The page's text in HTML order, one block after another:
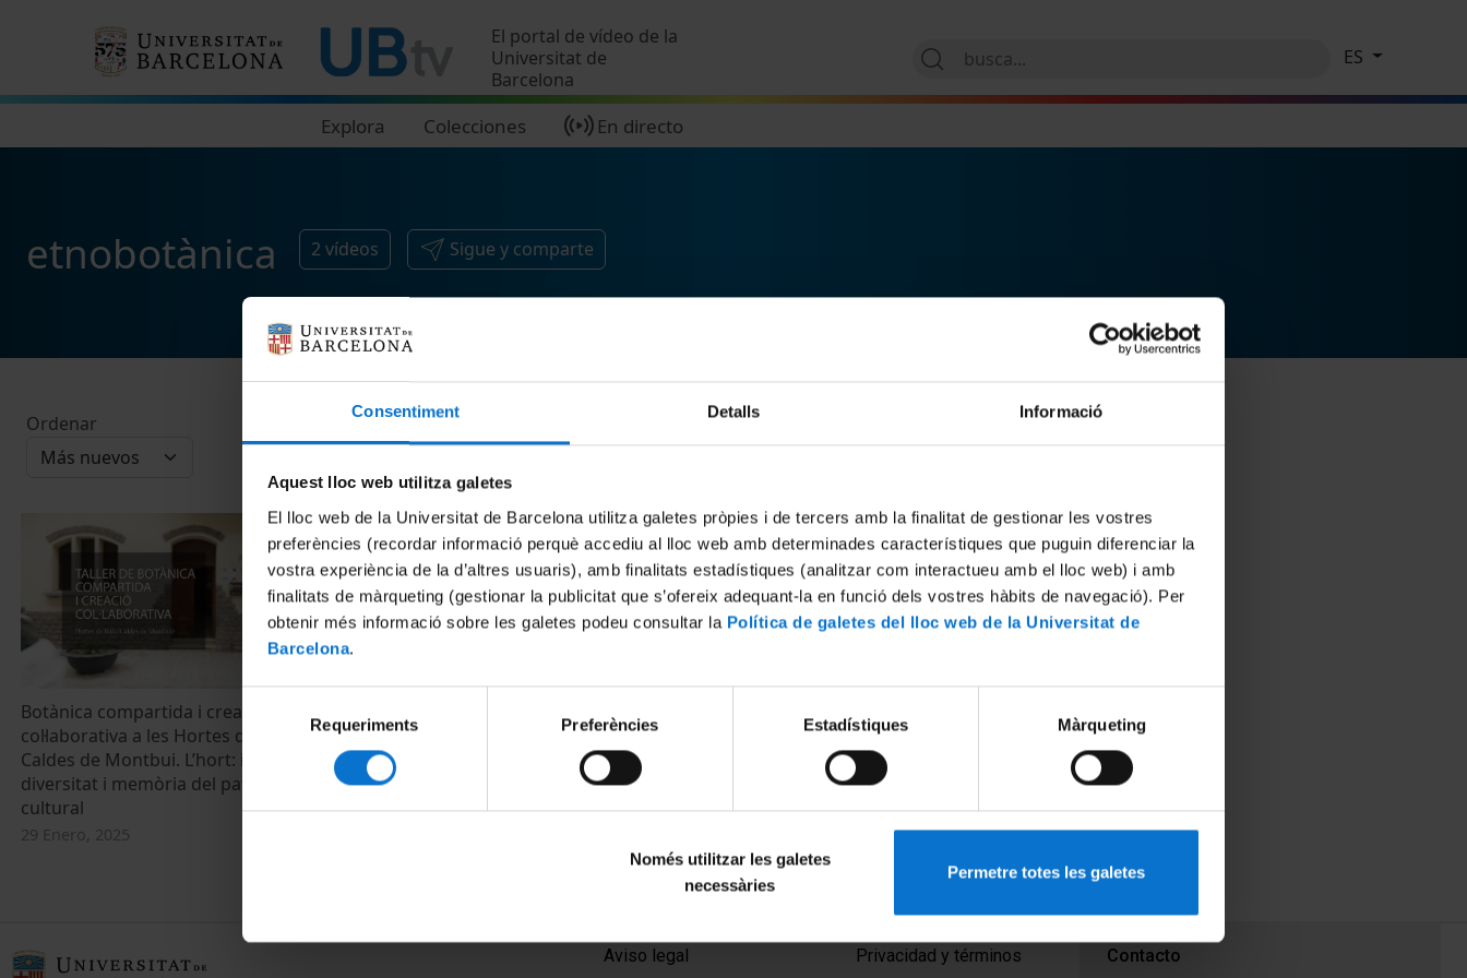
Consentiment Detalls Informació
Aquest lloc web utilitza galetes
El lloc web de la Universitat de Barcelona utilitza galetes pròpies i de tercers amb la finalitat de gestionar les vostres
preferències (recordar informació perquè accediu al lloc web amb determinades característiques que puguin diferenciar la
vostra experiència de la d’altres usuaris), amb finalitats estadístiques (analitzar com interactueu amb el lloc web) i amb
finalitats de màrqueting (gestionar la publicitat que s’ofereix adequant-la en funció dels vostres hàbits de navegació). Per
obtenir més informació sobre les galetes podeu consultar la Política de galetes del lloc web de la Universitat de
Barcelona.
consentiment
Requeriments Preferències Estadístiques Màrqueting
Només utilitzar les galetes
necessàries
Permetre totes les galetes
El portal de vídeo de la
Universitat de
Barcelona
Explora Colecciones En directo
ES
etnobotànica 2 vídeos Sigue y comparte
Ordenar
Botànica compartida i creació
col·laborativa a les Hortes de Baix de
Caldes de Montbui. L’hort: identitat,
diversitat i memòria del patrimoni
cultural
29 Enero, 2025
En què consisteix l’etnobotànica i quin
valor té per als humans?
19 Febrero, 2024
MENÚ PEU 1
Aviso legal PEU 2
Privacidad y términos PEU 3
Contacto